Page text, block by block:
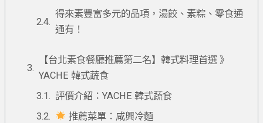
得來素豐富多元的品項，湯餃、素粽、零食通
通有！
【台北素食餐廳推薦第二名】韓式料理首選 》
YACHE 韓式蔬食
評價介紹：YACHE 韓式蔬食
推薦菜單：咸興冷麵